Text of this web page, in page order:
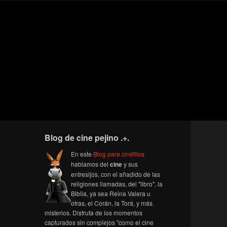
Blog de cine pejino .+.
En este Blog para cinéfilos
hablamos del ciney sus
entresijos, con el añadido de las
religiones llamadas, del "libro", la
Biblia, ya sea Reina Valera u
otras, el Corán, la Torá, y más
misterios. Disfruta de los momentos
capturados sin complejos "como el cine